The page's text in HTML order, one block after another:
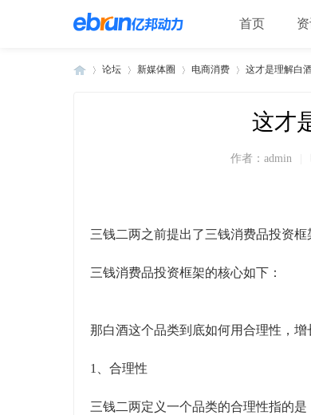
首页
论坛 新媒体圈 电商消费 这才是理解白
这才
作者： admin
三钱二两之前提出了三钱消费品投资
三钱消费品投资框架的核心如下：
那白酒这个品类到底如何用合理性，增
1、合理性
三钱二两定义一个品类的合理性指的